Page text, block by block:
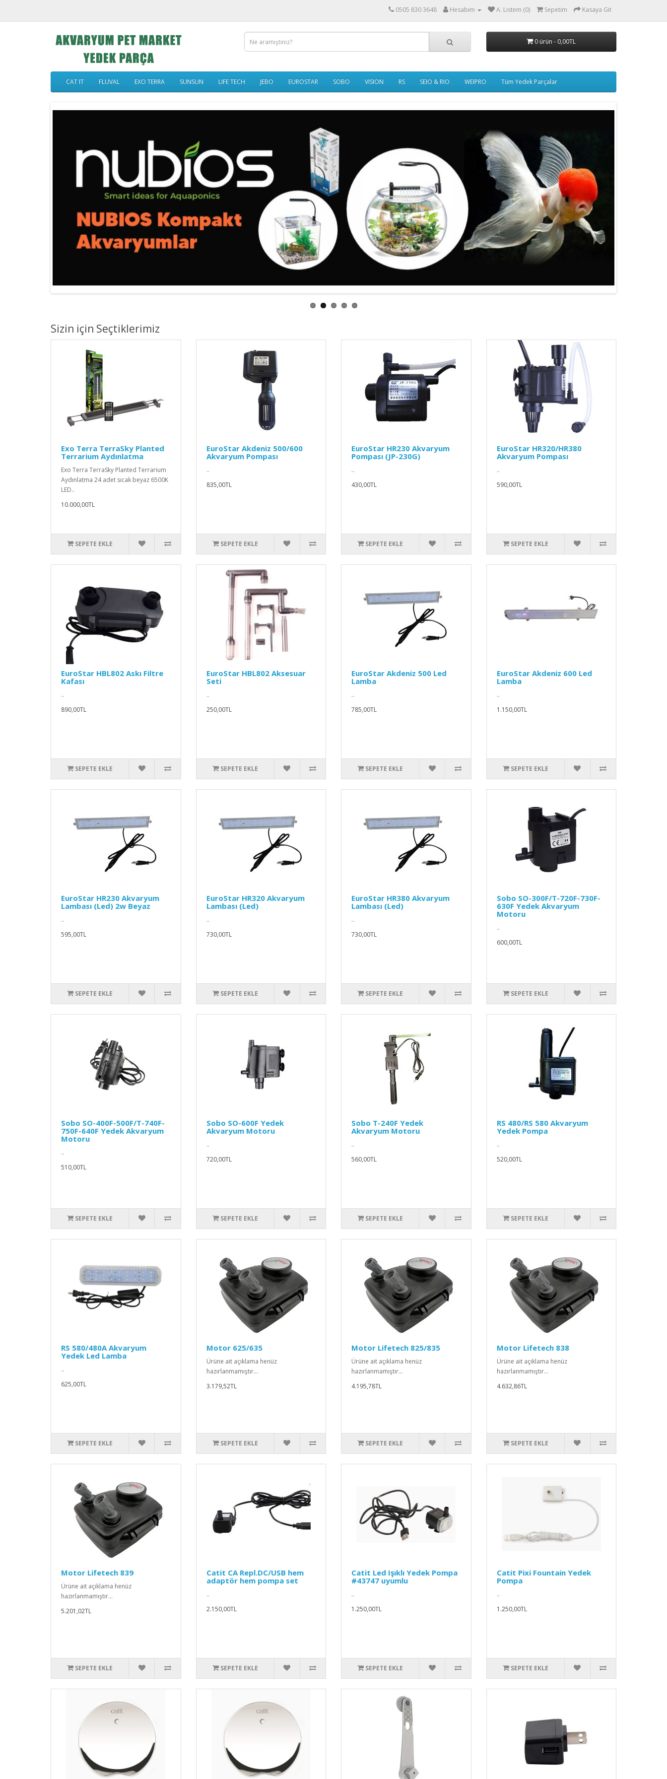
0505 830 3648 Hesabım A. Listem (0) Sepetim Kasaya Git
0 ürün - 0,00TL
CAT IT FLUVAL EXO TERRA SUNSUN LIFE TECH JEBO EUROSTAR SOBO VISION RS SEIO & RIO WEIPRO Tüm Yedek Parçalar
Sizin için Seçtiklerimiz
Exo Terra TerraSky Planted
Terrarium Aydınlatma
Exo Terra TerraSky Planted Terrarium
Aydınlatma 24 adet sıcak beyaz 6500K
LED..
10.000,00TL
SEPETE EKLE
EuroStar Akdeniz 500/600
Akvaryum Pompası
..
835,00TL
SEPETE EKLE
EuroStar HR230 Akvaryum
Pompası (JP-230G)
..
430,00TL
SEPETE EKLE
EuroStar HR320/HR380
Akvaryum Pompası
..
590,00TL
SEPETE EKLE
EuroStar HBL802 Askı Filtre
Kafası
..
890,00TL
SEPETE EKLE
EuroStar HBL802 Aksesuar
Seti
..
250,00TL
SEPETE EKLE
EuroStar Akdeniz 500 Led
Lamba
..
785,00TL
SEPETE EKLE
EuroStar Akdeniz 600 Led
Lamba
..
1.150,00TL
SEPETE EKLE
EuroStar HR230 Akvaryum
Lambası (Led) 2w Beyaz
..
595,00TL
SEPETE EKLE
EuroStar HR320 Akvaryum
Lambası (Led)
..
730,00TL
SEPETE EKLE
EuroStar HR380 Akvaryum
Lambası (Led)
..
730,00TL
SEPETE EKLE
Sobo SO-300F/T-720F-730F-
630F Yedek Akvaryum
Motoru
..
600,00TL
SEPETE EKLE
Sobo SO-400F-500F/T-740F-
750F-640F Yedek Akvaryum
Motoru
..
510,00TL
SEPETE EKLE
Sobo SO-600F Yedek
Akvaryum Motoru
..
720,00TL
SEPETE EKLE
Sobo T-240F Yedek
Akvaryum Motoru
..
560,00TL
SEPETE EKLE
RS 480/RS 580 Akvaryum
Yedek Pompa
..
520,00TL
SEPETE EKLE
RS 580/480A Akvaryum
Yedek Led Lamba
..
625,00TL
SEPETE EKLE
Motor 625/635
Ürüne ait açıklama henüz
hazırlanmamıştır...
3.179,52TL
SEPETE EKLE
Motor Lifetech 825/835
Ürüne ait açıklama henüz
hazırlanmamıştır...
4.195,78TL
SEPETE EKLE
Motor Lifetech 838
Ürüne ait açıklama henüz
hazırlanmamıştır...
4.632,86TL
SEPETE EKLE
Motor Lifetech 839
Ürüne ait açıklama henüz
hazırlanmamıştır...
5.201,02TL
SEPETE EKLE
Catit CA Repl.DC/USB hem
adaptör hem pompa set
..
2.150,00TL
SEPETE EKLE
Catit Led Işıklı Yedek Pompa
#43747 uyumlu
..
1.250,00TL
SEPETE EKLE
Catit Pixi Fountain Yedek
Pompa
..
1.250,00TL
SEPETE EKLE